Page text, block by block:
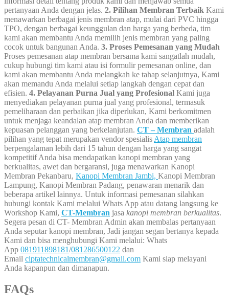
pertanyaan Anda dengan jelas. 2. Pilihan Membran Terbaik Kami
menawarkan berbagai jenis membran atap, mulai dari PVC hingga
TPO, dengan berbagai keunggulan dan harga yang berbeda, tim
kami akan membantu Anda memilih jenis membran yang paling
cocok untuk bangunan Anda. 3. Proses Pemesanan yang Mudah
Proses pemesanan atap membran bersama kami sangatlah mudah,
cukup hubungi tim kami atau isi formulir pemesanan online, dan
kami akan membantu Anda melangkah ke tahap selanjutnya, Kami
akan memandu Anda melalui setiap langkah dengan cepat dan
efisien. 4. Pelayanan Purna Jual yang Profesional Kami juga
menyediakan pelayanan purna jual yang profesional, termasuk
pemeliharaan dan perbaikan jika diperlukan, Kami berkomitmen
untuk menjaga keandalan atap membran Anda dan memberikan
kepuasan pelanggan yang berkelanjutan. CT – Membran adalah
pilihan yang tepat merupakan vendor spesialis Atap membran
berpengalaman lebih dari 15 tahun dengan harga yang sangat
kompetitif Anda bisa mendapatkan kanopi membran yang
berkualitas, awet dan bergaransi, juga menawarkan Kanopi
Membran Pekanbaru, Kanopi Membran Jambi, Kanopi Membran
Lampung, Kanopi Membran Padang, penawaran menarik dan
beberapa artikel lainnya. Untuk informasi pemesanan silahkan
hubungi kontak Kami melalui Whats App atau datang langsung ke
Workshop Kami, CT-Membran jasa kanopi membran berkualitas.
Segera pesan di CT- Membran Admin akan membalas pertanyaan
Anda seputar kanopi membran, Jadi jangan segan bertanya kepada
Kami dan bisa menghubungi Kami melalui: Whats
App 081911898181/081286500122 dan
Email ciptatechnicalmembran@gmail.com Kami siap melayani
Anda kapanpun dan dimanapun.
FAQs